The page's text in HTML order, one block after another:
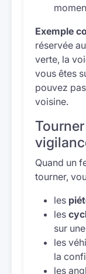
Exemple
réservée
verte, la
vous êtes
pouvez
voisine.
Quand un
tourner,
les
les
sur
les
la
les